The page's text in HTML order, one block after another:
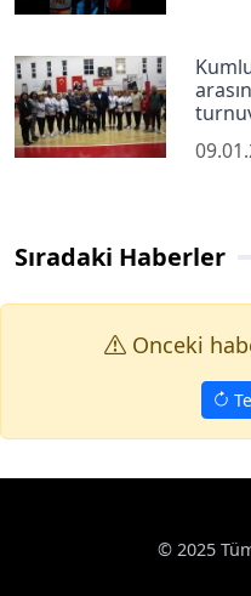
Sıradaki Haberler
Onceki
© 2025